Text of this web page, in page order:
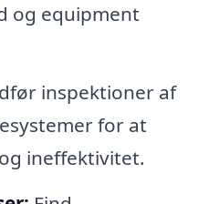
og equipment
inspektioner af
for at
ineffektivitet.